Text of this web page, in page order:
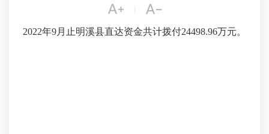
 
2022年9月止明溪县直达资金共计拨付24498.96万元。